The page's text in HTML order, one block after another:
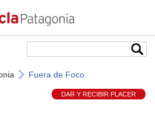
Fuera de Foco
DAR Y RECIBIR PLACER